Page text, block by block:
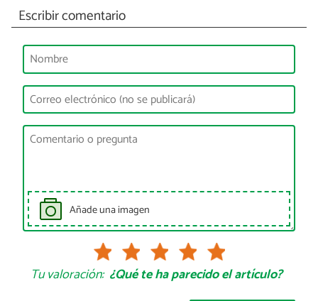
Escribir comentario
Añade una imagen
Tu valoración: ¿Qué te ha parecido el artículo?